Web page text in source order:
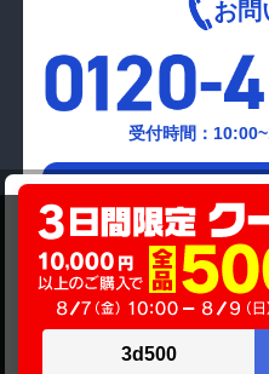
商品価格(税込)
オプション小計価格(税込)
商品合計価格(税込)
在庫が
お問
受付時間：
メールでの
お問い合わせは
当サイトでは利用体験の向上
ラフィックの分析を目的とし
サイトの閲覧を継続された場
のといたします。